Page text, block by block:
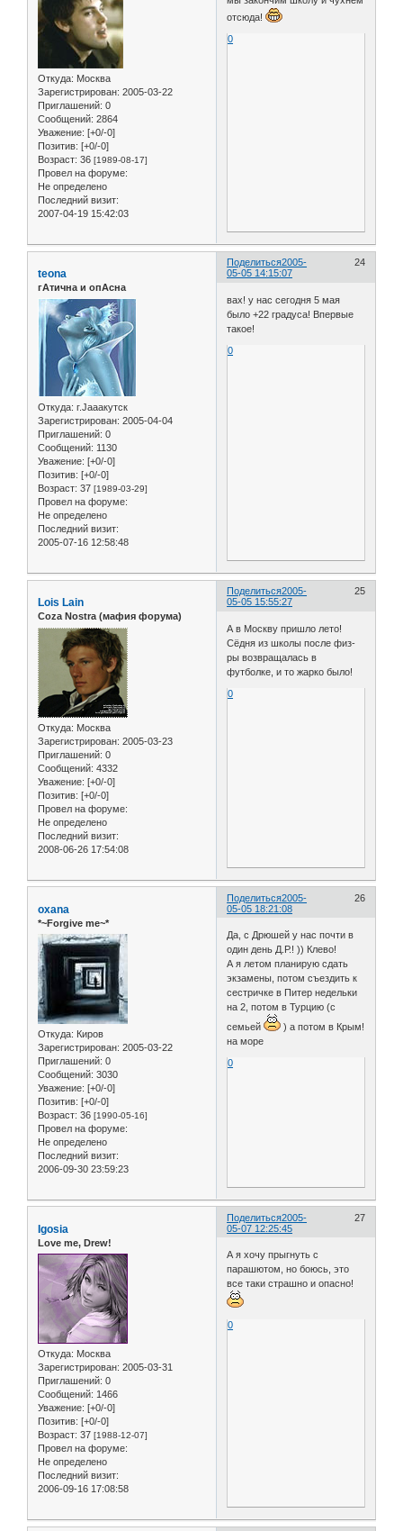
Откуда: Москва
Зарегистрирован: 2005-03-22
Приглашений: 0
Сообщений: 2864
Уважение: [+0/-0]
Позитив: [+0/-0]
Возраст: 36 [1989-08-17]
Провел на форуме:
Не определено
Последний визит:
2007-04-19 15:42:03
отсюда!
0
Поделиться 24
2005-
05-05 14:15:07
teona
гАтична и опАсна
Откуда: г.Jaaaкутск
Зарегистрирован: 2005-04-04
Приглашений: 0
Сообщений: 1130
Уважение: [+0/-0]
Позитив: [+0/-0]
Возраст: 37 [1989-03-29]
Провел на форуме:
Не определено
Последний визит:
2005-07-16 12:58:48
вах! у нас сегодня 5 мая
было +22 градуса! Впервые
такое!
0
Поделиться 25
2005-
05-05 15:55:27
Lois Lain
Coza Nostra (мафия форума)
Откуда: Москва
Зарегистрирован: 2005-03-23
Приглашений: 0
Сообщений: 4332
Уважение: [+0/-0]
Позитив: [+0/-0]
Провел на форуме:
Не определено
Последний визит:
2008-06-26 17:54:08
А в Москву пришло лето!
Сёдня из школы после физ-
ры возвращалась в
футболке, и то жарко было!
0
Поделиться 26
2005-
05-05 18:21:08
oxana
*~Forgive me~*
Откуда: Киров
Зарегистрирован: 2005-03-22
Приглашений: 0
Сообщений: 3030
Уважение: [+0/-0]
Позитив: [+0/-0]
Возраст: 36 [1990-05-16]
Провел на форуме:
Не определено
Последний визит:
2006-09-30 23:59:23
Да, с Дрюшей у нас почти в
один день Д.Р.! )) Клево!
А я летом планирую сдать
экзамены, потом съездить к
сестричке в Питер недельки
на 2, потом в Турцию (с
семьей
) а потом в Крым!
на море
0
Поделиться 27
2005-
05-07 12:25:45
Igosia
Love me, Drew!
Откуда: Москва
Зарегистрирован: 2005-03-31
Приглашений: 0
Сообщений: 1466
Уважение: [+0/-0]
Позитив: [+0/-0]
Возраст: 37 [1988-12-07]
Провел на форуме:
Не определено
Последний визит:
2006-09-16 17:08:58
А я хочу прыгнуть с
парашютом, но боюсь, это
все таки страшно и опасно!
0